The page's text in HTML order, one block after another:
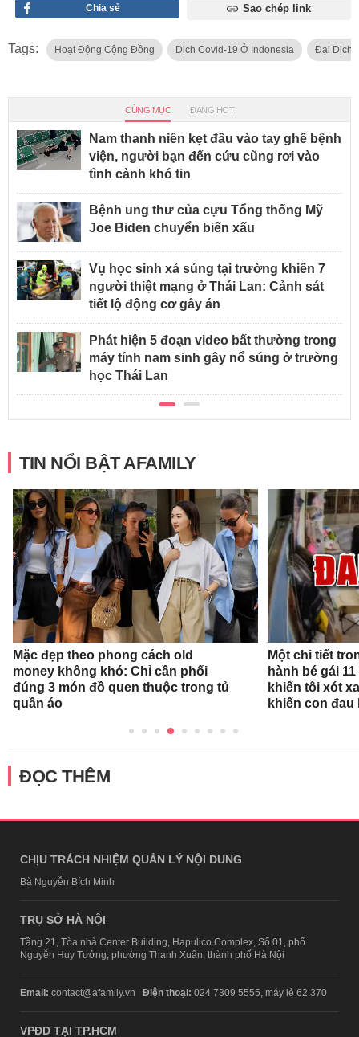
Chia sẻ Sao chép link
Tags: Hoạt Động Cộng Đồng Dịch Covid-19 Ở Indonesia Đại Dịch
CÙNG MỤC ĐANG HOT
Nam thanh niên kẹt đầu vào tay ghế bệnh
viện, người bạn đến cứu cũng rơi vào
tình cảnh khó tin
Bệnh ung thư của cựu Tổng thống Mỹ
Joe Biden chuyển biến xấu
Vụ học sinh xả súng tại trường khiến 7
người thiệt mạng ở Thái Lan: Cảnh sát
tiết lộ động cơ gây án
Phát hiện 5 đoạn video bất thường trong
máy tính nam sinh gây nổ súng ở trường
học Thái Lan
TIN NỔI BẬT AFAMILY
Mặc đẹp theo phong cách old
money không khó: Chỉ cần phối
đúng 3 món đồ quen thuộc trong tủ
quần áo
Một chi tiết
hành bé gái
khiến tôi xót
khiến con đau
ĐỌC THÊM
CHỊU TRÁCH NHIỆM QUẢN LÝ NỘI DUNG
Bà Nguyễn Bích Minh
TRỤ SỞ HÀ NỘI
Tầng 21, Tòa nhà Center Building, Hapulico Complex, Số 01, phố
Nguyễn Huy Tưởng, phường Thanh Xuân, thành phố Hà Nội
Email: contact@afamily.vn | Điện thoại: 024 7309 5555, máy lẻ 62.370
VPĐD TẠI TP.HCM